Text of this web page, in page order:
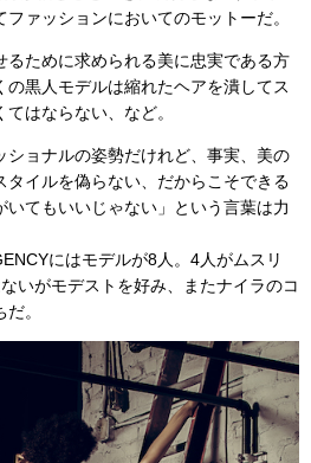
ァッションにおいてのモットーだ。
ために求められる美に忠実である方
黒人モデルは縮れたヘアを潰してス
はならない、など。
ショナルの姿勢だけれど、事実、美の
タイルを偽らない、だからこそできる
てもいいじゃない」という言葉は力
にはモデルが8人。4人がムスリ
いがモデストを好み、またナイラのコ
。